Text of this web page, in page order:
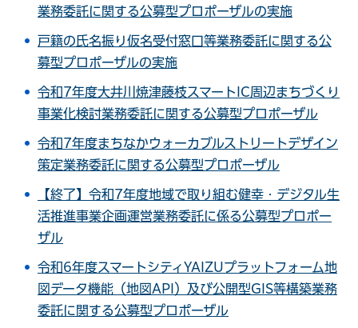
業務委託に関する公募型プロポーザルの実施
戸籍の氏名振り仮名受付窓口等業務委託に関する公
募型プロポーザルの実施
令和7年度大井川焼津藤枝スマートIC周辺まちづくり
事業化検討業務委託に関する公募型プロポーザル
令和7年度まちなかウォーカブルストリートデザイン
策定業務委託に関する公募型プロポーザル
【終了】令和7年度地域で取り組む健幸・デジタル生
活推進事業企画運営業務委託に係る公募型プロポー
ザル
令和6年度スマートシティYAIZUプラットフォーム地
図データ機能（地図API）及び公開型GIS等構築業務
委託に関する公募型プロポーザル